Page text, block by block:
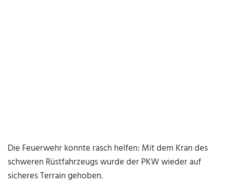
Die Feuerwehr konnte rasch helfen: Mit dem Kran des
schweren Rüstfahrzeugs wurde der PKW wieder auf
sicheres Terrain gehoben.